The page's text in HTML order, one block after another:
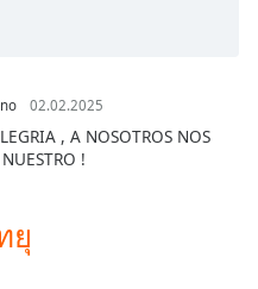
02.02.2025
, A NOSOTROS NOS
!
ยุ